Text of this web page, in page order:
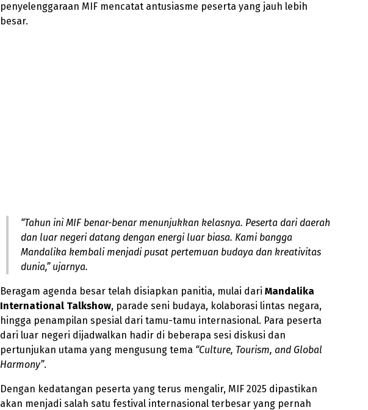
penyelenggaraan MIF mencatat antusiasme peserta yang jauh lebih
besar.
“Tahun ini MIF benar-benar menunjukkan kelasnya. Peserta dari daerah
dan luar negeri datang dengan energi luar biasa. Kami bangga
Mandalika kembali menjadi pusat pertemuan budaya dan kreativitas
dunia,” ujarnya.
Beragam agenda besar telah disiapkan panitia, mulai dari Mandalika
International Talkshow, parade seni budaya, kolaborasi lintas negara,
hingga penampilan spesial dari tamu-tamu internasional. Para peserta
dari luar negeri dijadwalkan hadir di beberapa sesi diskusi dan
pertunjukan utama yang mengusung tema “Culture, Tourism, and Global
Harmony”.
Dengan kedatangan peserta yang terus mengalir, MIF 2025 dipastikan
akan menjadi salah satu festival internasional terbesar yang pernah